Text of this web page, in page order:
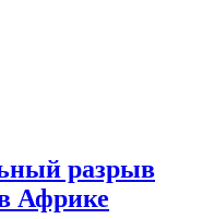
разрыв
Африке